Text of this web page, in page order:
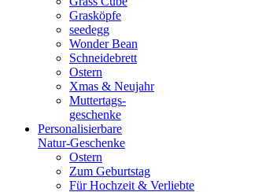
Grasköpfe
seedegg
Wonder Bean
Schneidebrett
Ostern
Xmas & Neujahr
Muttertags-
geschenke
Personalisierbare
Natur-Geschenke
Ostern
Zum Geburtstag
Für Hochzeit & Verliebte